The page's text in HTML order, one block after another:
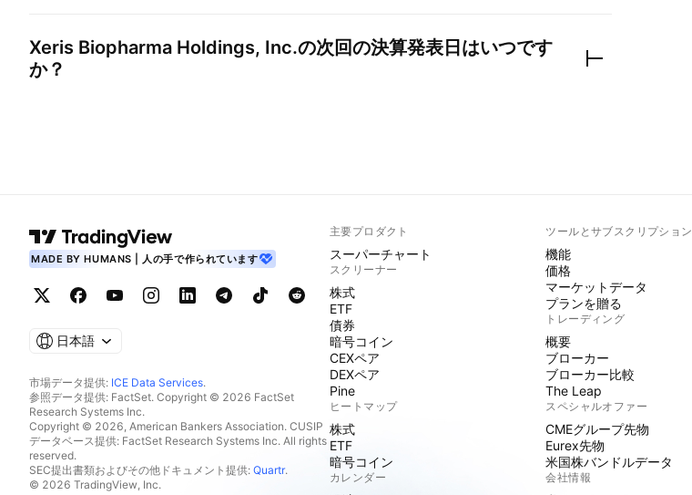
Xeris Biopharma Holdings, Inc.の次回の決算発表日はいつです
か？
MADE BY HUMANS | 人の手で作られています
日本語
市場データ提供: ICE Data Services.
参照データ提供: FactSet. Copyright © 2026 FactSet
Research Systems Inc.
Copyright © 2026, American Bankers Association. CUSIP
データベース提供: FactSet Research Systems Inc. All rights
reserved.
SEC提出書類およびその他ドキュメント提供: Quartr.
© 2026 TradingView, Inc.
主要プロダクト
スーパーチャート
スクリーナー
株式
ETF
債券
暗号コイン
CEXペア
DEXペア
Pine
ヒートマップ
株式
ETF
暗号コイン
カレンダー
ツールとサブスクリプション
機能
価格
マーケットデータ
プランを贈る
トレーディング
概要
ブローカー
ブローカー比較
The Leap
スペシャルオファー
CMEグループ先物
Eurex先物
米国株バンドルデータ
会社情報